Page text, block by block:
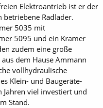
Elektroantrieb ist er der
Radlader.
5035 mit
5095 und ein Kramer
zudem eine große
dem Hause Ammann
vollhydraulische
Klein- und Baugeräte-
Jahren viel investiert und
Stand.